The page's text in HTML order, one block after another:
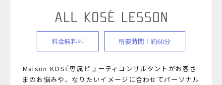
料金無料※1 所要時間：約60分
Maison KOSÉ専属ビューティコンサルタントがお客さ
まのお悩みや、 なりたいイメージに合わせてパーソナル